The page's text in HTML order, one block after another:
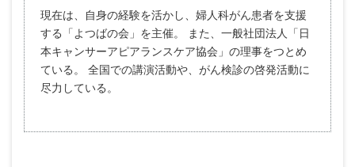
現在は、自身の経験を活かし、婦人科がん患者を支援
する「よつばの会」を主催。 また、一般社団法人「日
本キャンサーアピアランスケア協会」の理事をつとめ
ている。 全国での講演活動や、がん検診の啓発活動に
尽力している。